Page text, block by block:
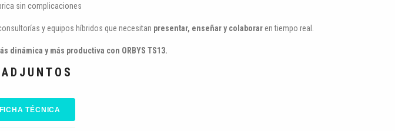
sin complicaciones
y equipos híbridos que necesitan presentar, enseñar y colaboraren tiempo real.
dinámica y más productiva con ORBYS TS13.
TÉCNICA